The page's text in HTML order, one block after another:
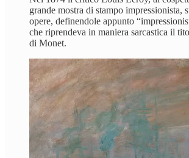
grande mostra di stampo impressionista,
opere, definendole appunto
che riprendeva in maniera sarcastica il
di Monet.